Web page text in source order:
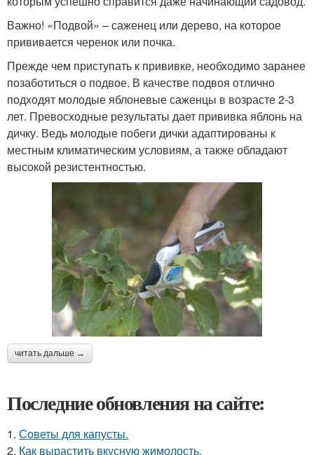
Важно! «Подвой» – саженец или дерево, на которое
прививается черенок или почка.
Прежде чем приступать к прививке, необходимо заранее
позаботиться о подвое. В качестве подвоя отлично
подходят молодые яблоневые саженцы в возрасте 2-3
лет. Превосходные результаты дает прививка яблонь на
дичку. Ведь молодые побеги дички адаптированы к
местным климатическим условиям, а также обладают
высокой резистентностью.
читать дальше →
Последние обновления на сайте:
1. Советы для капусты.
2. Как вырастить вкусную жимолость.